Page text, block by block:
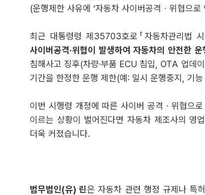
(운행제한 사유에 ‘자동차 사이버공격ㆍ위협으
최근 대통령령 제35703호로「자동차관리법
사이버공격·위협이 발생하여 자동차의 안전한
침해사고 징후(차량·부품 ECU 침입, OTA 업데
기간을 한정한 운행 제한(예: 일시 운행중지, 기
이번 시행령 개정에 따른 사이버 공격ㆍ위협으
이르는 상황이 벌어진다면 자동차 제조사의 영
더욱 커졌습니다.
법무법인(유) 린은 자동차 관련 행정 규제나 특